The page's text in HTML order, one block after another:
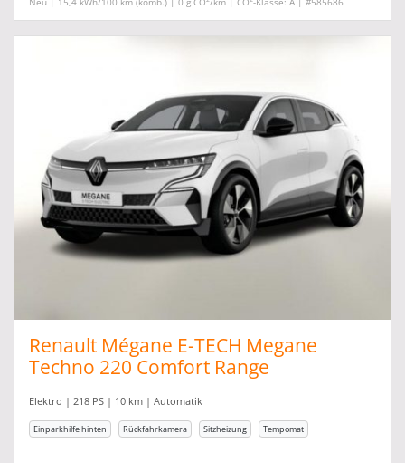
Renault Mégane E-TECH Megane
Techno 220 Comfort Range
Elektro | 218 PS | 10 km | Automatik
Einparkhilfe hinten Rückfahrkamera Sitzheizung Tempomat